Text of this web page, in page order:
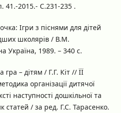
41.-2015.- С.231-235 .
Ігри з піснями для дітей
школярів / В.М.
Україна, 1989. – 340 с.
гра – дітям / Г.Г. Кіт // ЇЇ
організації дитячої
наступності дошкільної та
статей / за ред. Г.С. Тарасенко.